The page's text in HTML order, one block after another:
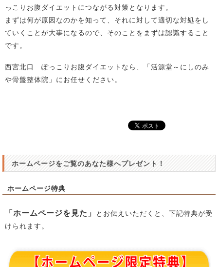
っこりお腹ダイエットにつながる対策となります。
まずは何が原因なのかを知って、それに対して適切な対処をし
ていくことが大事になるので、そのことをまずは認識すること
です。
西宮北口 ぽっこりお腹ダイエットなら、「活源堂～にしのみ
や骨盤整体院」にお任せください。
ホームページをご覧のあなた様へプレゼント！
ホームページ特典
「ホームページを見た」
とお伝えいただくと、下記特典が受
けられます。